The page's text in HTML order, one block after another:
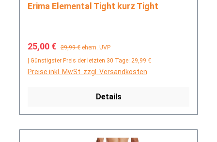
Erima Elemental Tight kurz Tight
Verkaufspreis:
25,00 € Regulärer Preis:
29,99 € ehem. UVP
| Günstigster Preis der letzten 30 Tage: 29,99 €
Preise inkl. MwSt. zzgl. Versandkosten
Details